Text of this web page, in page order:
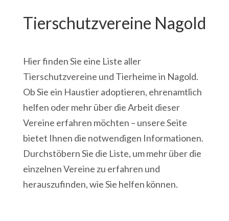
Tierschutzvereine Nagold
Hier finden Sie eine Liste aller
Tierschutzvereine und Tierheime in Nagold.
Ob Sie ein Haustier adoptieren, ehrenamtlich
helfen oder mehr über die Arbeit dieser
Vereine erfahren möchten – unsere Seite
bietet Ihnen die notwendigen Informationen.
Durchstöbern Sie die Liste, um mehr über die
einzelnen Vereine zu erfahren und
herauszufinden, wie Sie helfen können.